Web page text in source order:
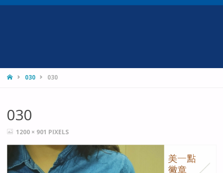
HOME030 030
030
FULL1200 × 901 PIXELS